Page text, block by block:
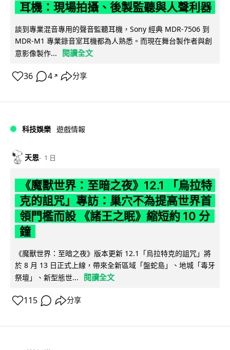
耳機：現場拍攝、後製監聽與人聲利器
談到專業混音專用的聲音監聽耳機，Sony 經典 MDR-7506 到
MDR-M1 專業錄音室耳機都為人熟悉。而現在舞台製作者與創
意影像製作...
閱讀全文
36 4 ↗ 分享
科技娛樂 遊戲情報
天恩 1 日
《魔獸世界：至暗之夜》12.1 「烏拉特
克的詛咒」專訪：巢穴不為提高世界首
領門檻而設 《諸王之眠》縮短約 10 分
鐘
《魔獸世界：至暗之夜》版本更新 12.1「烏拉特克的詛咒」將
於 8 月 13 日正式上線，帶來全新區域「盤蛇島」、地城「毒牙
祭壇」、新型態世...
閱讀全文
115 分享